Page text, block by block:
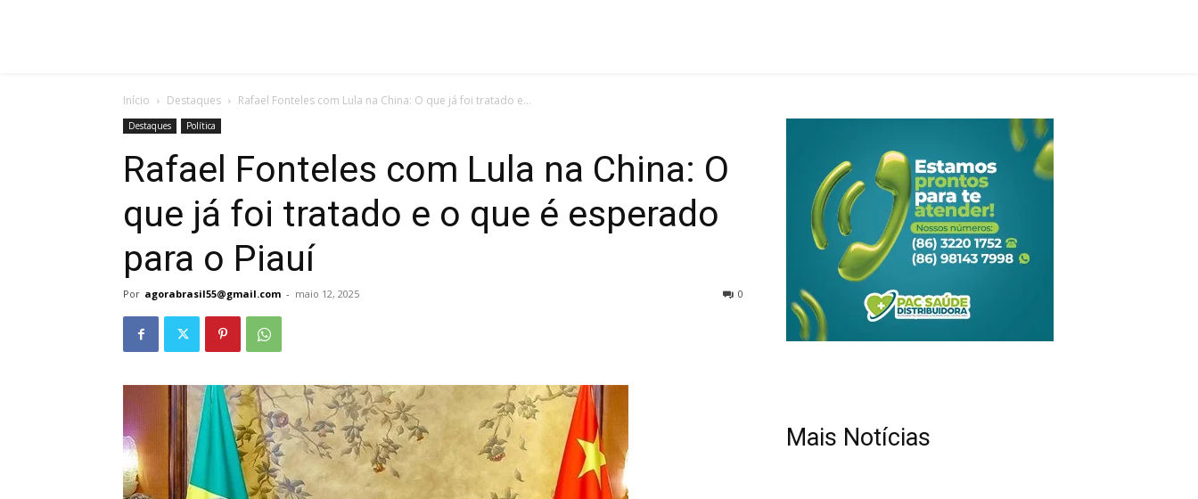
Início Destaques Rafael Fonteles com Lula na China: O que já foi tratado e...
Destaques Política
Rafael Fonteles com Lula na China: O
que já foi tratado e o que é esperado
para o Piauí
Por agorabrasil55@gmail.com - maio 12, 2025 0
Mais Notícias